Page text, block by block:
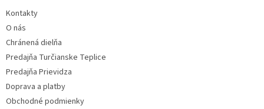
Kontakty
O nás
Chránená dielňa
Predajňa Turčianske Teplice
Predajňa Prievidza
Doprava a platby
Obchodné podmienky